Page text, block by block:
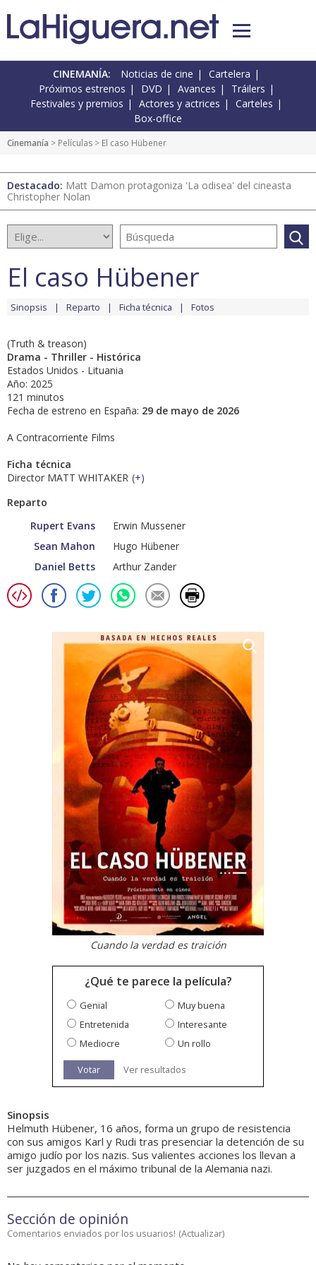
CINEMANÍA: Noticias de cine
Cartelera
Próximos estrenos
DVD Avances
Tráilers
Festivales y premios
Actores y actrices
Carteles
Box-office
Cinemanía > Películas > El caso Hübener
Destacado: Matt Damon protagoniza 'La odisea' del cineasta
Christopher Nolan
El caso Hübener
Sinopsis Reparto Ficha técnica Fotos
(Truth & treason)
Drama - Thriller - Histórica
Estados Unidos - Lituania
Año: 2025
121 minutos
Fecha de estreno en España: 29 de mayo de 2026
A Contracorriente Films
Ficha técnica
Director MATT WHITAKER (+)
Reparto
Rupert Evans
Erwin Mussener
Sean Mahon
Hugo Hübener
Daniel Betts
Arthur Zander
Cuando la verdad es traición
¿Qué te parece la película?
Genial
Muy buena
Entretenida
Interesante
Mediocre
Un rollo
Votar Ver resultados
Sinopsis
Helmuth Hübener, 16 años, forma un grupo de resistencia
con sus amigos Karl y Rudi tras presenciar la detención de su
amigo judío por los nazis. Sus valientes acciones los llevan a
ser juzgados en el máximo tribunal de la Alemania nazi.
Sección de opinión
Comentarios enviados por los usuarios! (Actualizar)